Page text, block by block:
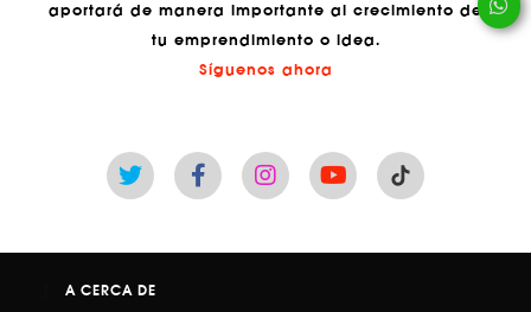
aportará de manera importante al crecimiento de
tu emprendimiento o idea.
Síguenos ahora
A CERCA DE